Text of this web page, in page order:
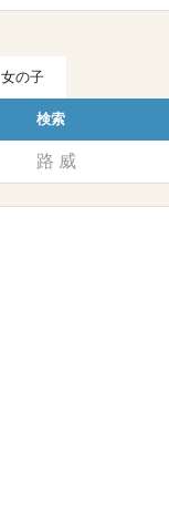
女の子
検索
路 威